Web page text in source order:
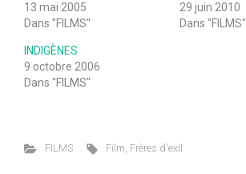
13 mai 2005
Dans "FILMS"
29 juin 2010
Dans "FILMS"
INDIGÈNES
9 octobre 2006
Dans "FILMS"
FILMS Film, Frères d'exil